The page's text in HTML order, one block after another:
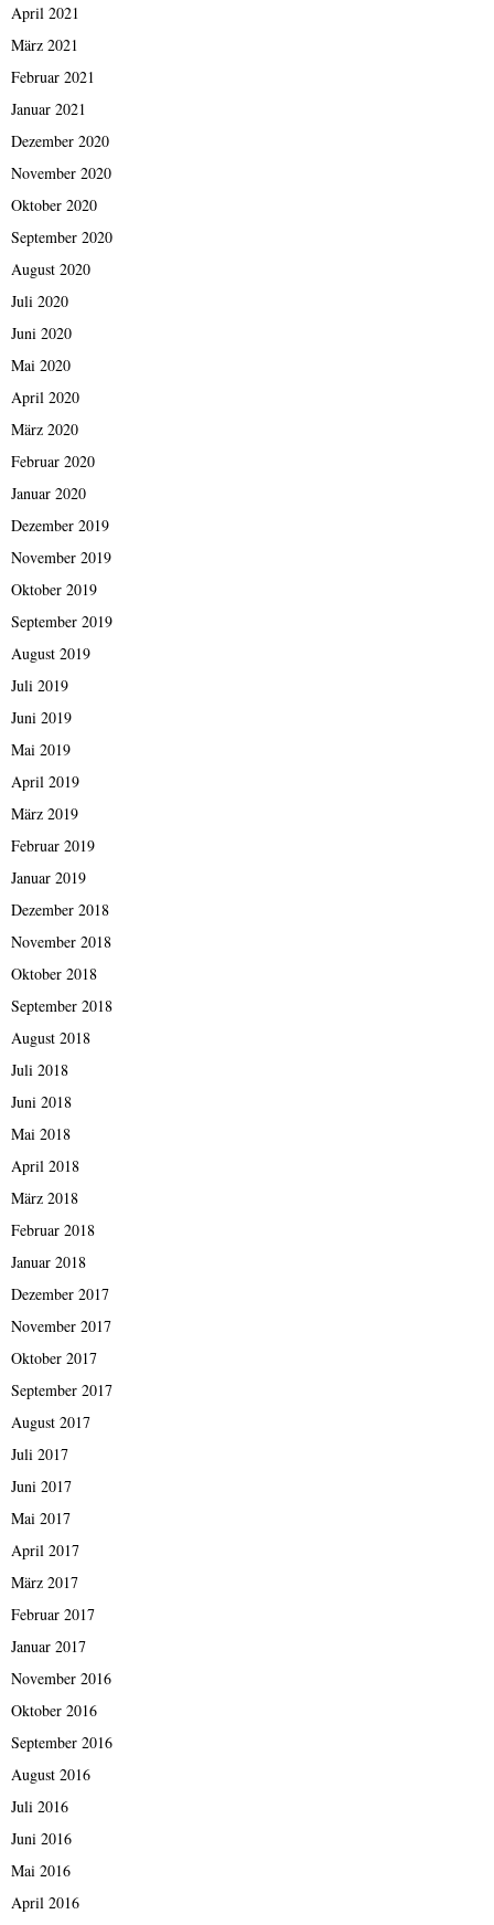
April 2021
März 2021
Februar 2021
Januar 2021
Dezember 2020
November 2020
Oktober 2020
September 2020
August 2020
Juli 2020
Juni 2020
Mai 2020
April 2020
März 2020
Februar 2020
Januar 2020
Dezember 2019
November 2019
Oktober 2019
September 2019
August 2019
Juli 2019
Juni 2019
Mai 2019
April 2019
März 2019
Februar 2019
Januar 2019
Dezember 2018
November 2018
Oktober 2018
September 2018
August 2018
Juli 2018
Juni 2018
Mai 2018
April 2018
März 2018
Februar 2018
Januar 2018
Dezember 2017
November 2017
Oktober 2017
September 2017
August 2017
Juli 2017
Juni 2017
Mai 2017
April 2017
März 2017
Februar 2017
Januar 2017
November 2016
Oktober 2016
September 2016
August 2016
Juli 2016
Juni 2016
Mai 2016
April 2016